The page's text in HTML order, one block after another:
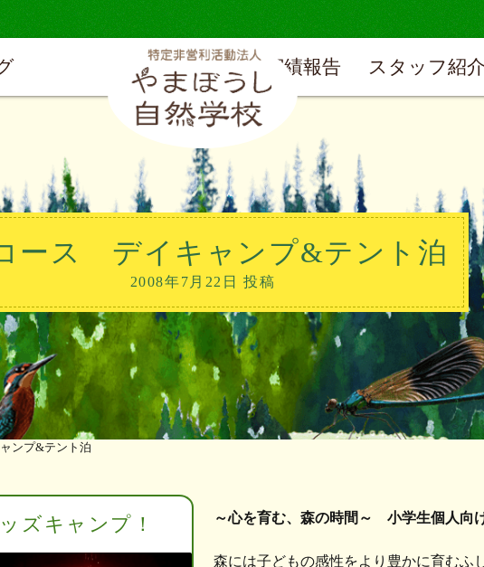
実績報告 スタッフ紹介
ース デイキャンプ&テント泊
2008年7月22日 投稿
ンプ&テント泊
ズキャンプ！ ～心を育む、森の時間～ 小学生個人向
森には子どもの感性をより豊かに育むふ